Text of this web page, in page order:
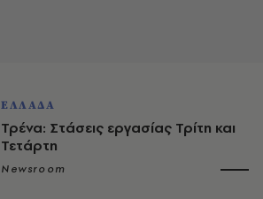
ΕΛΛΑΔΑ
Τρένα: Στάσεις εργασίας Τρίτη και
Τετάρτη
Newsroom